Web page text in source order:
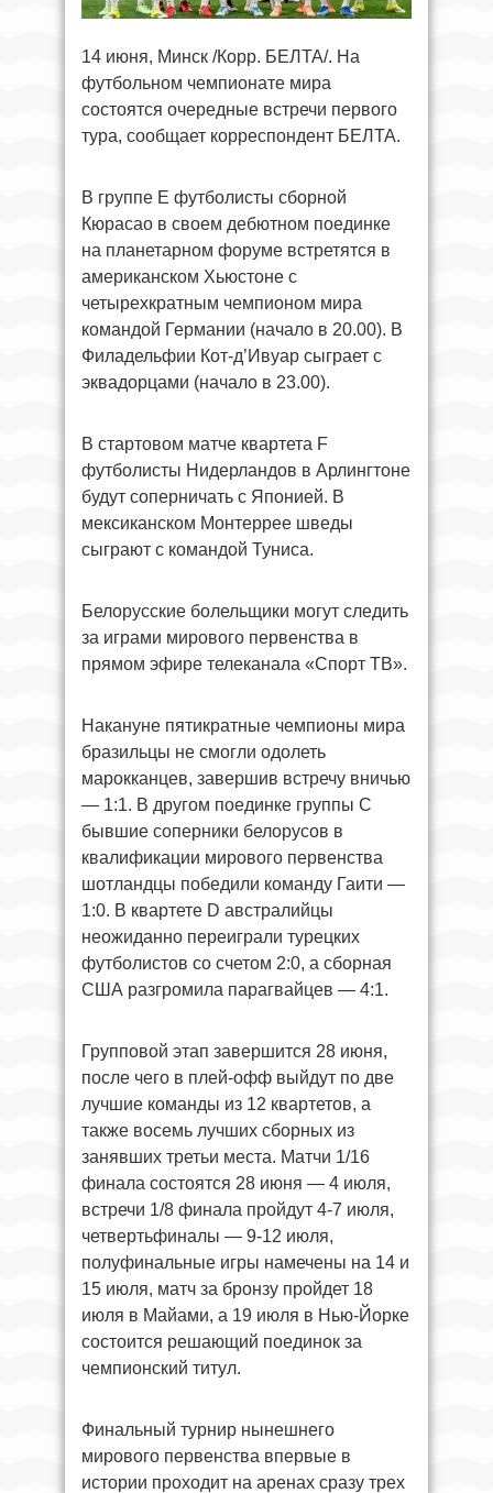
14 июня, Минск /Корр. БЕЛТА/. На
футбольном чемпионате мира
состоятся очередные встречи первого
тура, сообщает корреспондент БЕЛТА.
В группе E футболисты сборной
Кюрасао в своем дебютном поединке
на планетарном форуме встретятся в
американском Хьюстоне с
четырехкратным чемпионом мира
командой Германии (начало в 20.00). В
Филадельфии Кот-д’Ивуар сыграет с
эквадорцами (начало в 23.00).
В стартовом матче квартета F
футболисты Нидерландов в Арлингтоне
будут соперничать с Японией. В
мексиканском Монтеррее шведы
сыграют с командой Туниса.
Белорусские болельщики могут следить
за играми мирового первенства в
прямом эфире телеканала «Спорт ТВ».
Накануне пятикратные чемпионы мира
бразильцы не смогли одолеть
марокканцев, завершив встречу вничью
— 1:1. В другом поединке группы C
бывшие соперники белорусов в
квалификации мирового первенства
шотландцы победили команду Гаити —
1:0. В квартете D австралийцы
неожиданно переиграли турецких
футболистов со счетом 2:0, а сборная
США разгромила парагвайцев — 4:1.
Групповой этап завершится 28 июня,
после чего в плей-офф выйдут по две
лучшие команды из 12 квартетов, а
также восемь лучших сборных из
занявших третьи места. Матчи 1/16
финала состоятся 28 июня — 4 июля,
встречи 1/8 финала пройдут 4-7 июля,
четвертьфиналы — 9-12 июля,
полуфинальные игры намечены на 14 и
15 июля, матч за бронзу пройдет 18
июля в Майами, а 19 июля в Нью-Йорке
состоится решающий поединок за
чемпионский титул.
Финальный турнир нынешнего
мирового первенства впервые в
истории проходит на аренах сразу трех